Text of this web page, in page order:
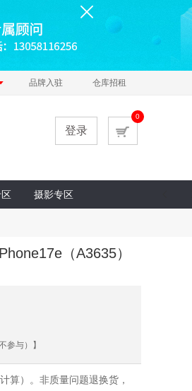
品牌入驻 仓库招租
登录
0
摄影专区
（A3635）
参与）】
算）。非质量问题退换货，